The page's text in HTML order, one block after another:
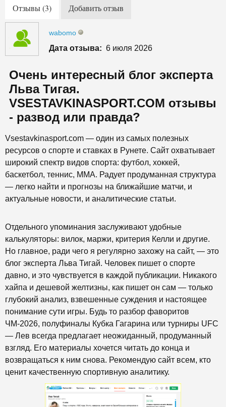
Отзывы (3) Добавить отзыв
wabomo
Дата отзыва: 6 июля 2026
Очень интересный блог эксперта
Льва Тигая.
VSESTAVKINASPORT.COM отзывы
- развод или правда?
Vsestavkinasport.com — один из самых полезных
ресурсов о спорте и ставках в Рунете. Сайт охватывает
широкий спектр видов спорта: футбол, хоккей,
баскетбол, теннис, MMA. Радует продуманная структура
— легко найти и прогнозы на ближайшие матчи, и
актуальные новости, и аналитические статьи.
Отдельного упоминания заслуживают удобные
калькуляторы: вилок, маржи, критерия Келли и другие.
Но главное, ради чего я регулярно захожу на сайт, — это
блог эксперта Льва Тигай. Человек пишет о спорте
давно, и это чувствуется в каждой публикации. Никакого
хайпа и дешевой желтизны, как пишет он сам — только
глубокий анализ, взвешенные суждения и настоящее
понимание сути игры. Будь то разбор фаворитов
ЧМ-2026, полуфиналы Кубка Гагарина или турниры UFC
— Лев всегда предлагает неожиданный, продуманный
взгляд. Его материалы хочется читать до конца и
возвращаться к ним снова. Рекомендую сайт всем, кто
ценит качественную спортивную аналитику.